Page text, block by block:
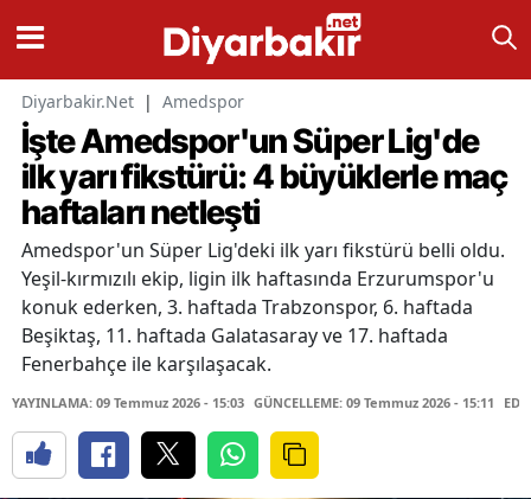
Diyarbakir.Net | Amedspor
İşte Amedspor'un Süper Lig'de
ilk yarı fikstürü: 4 büyüklerle maç
haftaları netleşti
Amedspor'un Süper Lig'deki ilk yarı fikstürü belli oldu.
Yeşil-kırmızılı ekip, ligin ilk haftasında Erzurumspor'u
konuk ederken, 3. haftada Trabzonspor, 6. haftada
Beşiktaş, 11. haftada Galatasaray ve 17. haftada
Fenerbahçe ile karşılaşacak.
YAYINLAMA: 09 Temmuz 2026 - 15:03 GÜNCELLEME: 09 Temmuz 2026 - 15:11